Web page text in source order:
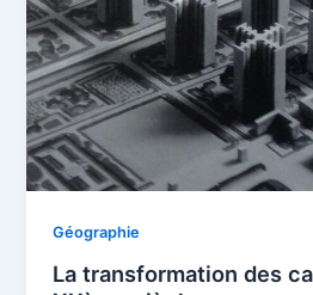
Géographie
La transformation des